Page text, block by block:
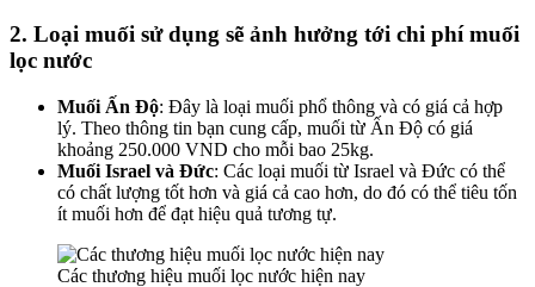
2. Loại muối sử dụng sẽ ảnh hưởng tới chi phí muối
lọc nước
Muối Ấn Độ: Đây là loại muối phổ thông và có giá cả hợp
lý. Theo thông tin bạn cung cấp, muối từ Ấn Độ có giá
khoảng 250.000 VND cho mỗi bao 25kg.
Muối Israel và Đức: Các loại muối từ Israel và Đức có thể
có chất lượng tốt hơn và giá cả cao hơn, do đó có thể tiêu tốn
ít muối hơn để đạt hiệu quả tương tự.
Các thương hiệu muối lọc nước hiện nay